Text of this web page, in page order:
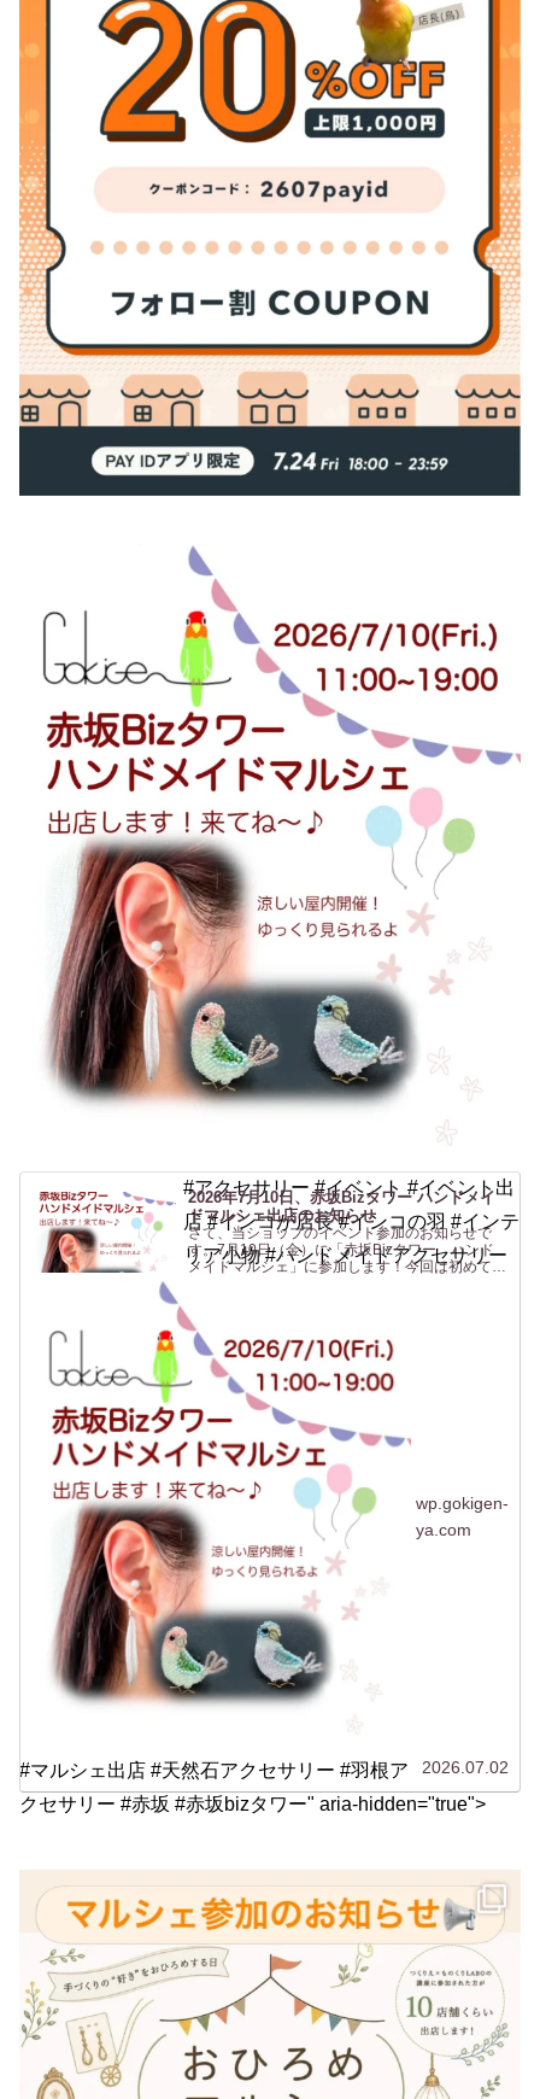
2026年7月10日、赤坂Bizタワー ハンドメイ
ドマルシェ出店のお知らせ
さて、当ショップのイベント参加のお知らせで
す。7月10日（金）に「赤坂Bizタワー ハンド
メイドマルシェ」に参加します！今回は初めての
たことがない「赤坂...
wp.gokigen-
ya.com
2026.07.02
#アクセサリー #イベント #イベント出
店 #インコが店長 #インコの羽 #インテ
リア小物 #ハンドメイドアクセサリー
#マルシェ出店 #天然石アクセサリー #羽根ア
クセサリー #赤坂 #赤坂bizタワー" aria-hidden="true">